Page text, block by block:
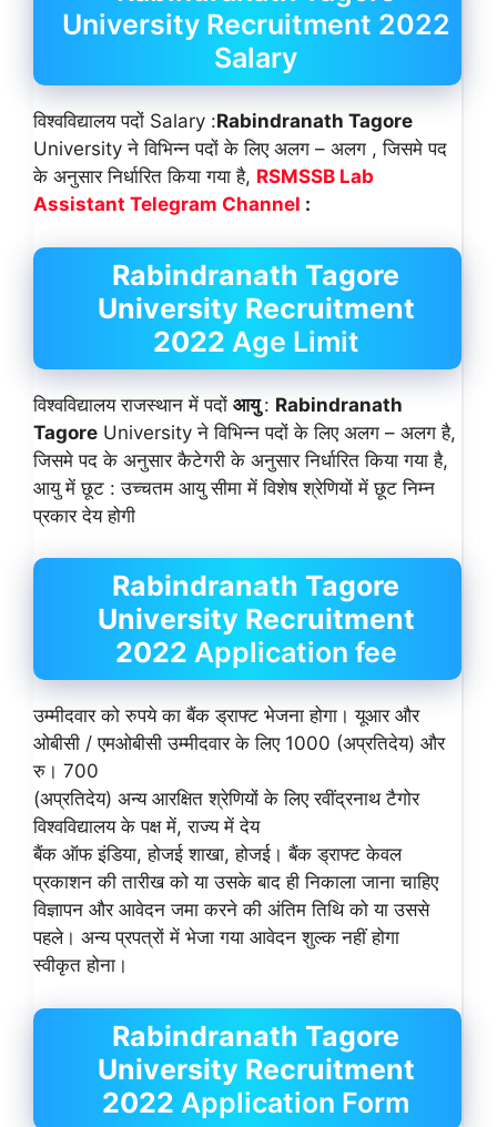
University Recruitment 2022
Salary
विश्वविद्यालय पदों Salary :Rabindranath Tagore
University ने विभिन्न पदों के लिए अलग – अलग , जिसमे पद
के अनुसार निर्धारित किया गया है, RSMSSB Lab
Assistant Telegram Channel :
Rabindranath Tagore
University Recruitment
2022 Age Limit
विश्वविद्यालय राजस्थान में पदों आयु: Rabindranath
Tagore University ने विभिन्न पदों के लिए अलग – अलग है,
जिसमे पद के अनुसार कैटेगरी के अनुसार निर्धारित किया गया है,
आयु में छूट : उच्चतम आयु सीमा में विशेष श्रेणियों में छूट निम्न
प्रकार देय होगी
Rabindranath Tagore
University Recruitment
2022 Application fee
उम्मीदवार को रुपये का बैंक ड्राफ्ट भेजना होगा। यूआर और
ओबीसी / एमओबीसी उम्मीदवार के लिए 1000 (अप्रतिदेय) और
रु। 700
(अप्रतिदेय) अन्य आरक्षित श्रेणियों के लिए रवींद्रनाथ टैगोर
विश्वविद्यालय के पक्ष में, राज्य में देय
बैंक ऑफ इंडिया, होजई शाखा, होजई। बैंक ड्राफ्ट केवल
प्रकाशन की तारीख को या उसके बाद ही निकाला जाना चाहिए
विज्ञापन और आवेदन जमा करने की अंतिम तिथि को या उससे
पहले। अन्य प्रपत्रों में भेजा गया आवेदन शुल्क नहीं होगा
स्वीकृत होना।
Rabindranath Tagore
University Recruitment
2022 Application Form